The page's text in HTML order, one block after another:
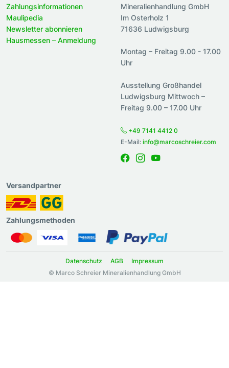
Zahlungsinformationen
Maulipedia
Newsletter abonnieren
Hausmessen – Anmeldung
Mineralienhandlung GmbH
Im Osterholz 1
71636 Ludwigsburg
Montag – Freitag 9.00 - 17.00
Uhr
Ausstellung Großhandel
Ludwigsburg Mittwoch –
Freitag 9.00 – 17.00 Uhr
+49 7141 4412 0
E-Mail: info@marcoschreier.com
Versandpartner
Zahlungsmethoden
Datenschutz AGB
Impressum
© Marco Schreier Mineralienhandlung GmbH